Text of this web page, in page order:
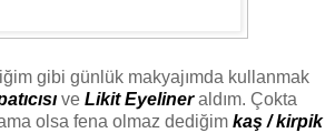
gibi günlük makyajımda kullanmak
ve Likit Eyelineraldım. Çokta
olsa fena olmaz dediğim kaş / kirpik